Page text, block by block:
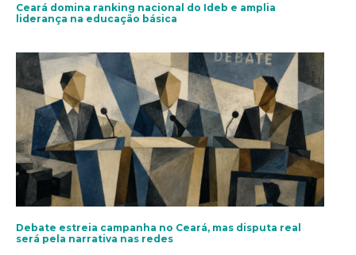
Ceará domina ranking nacional do Ideb e amplia
liderança na educação básica
Debate estreia campanha no Ceará, mas disputa real
será pela narrativa nas redes